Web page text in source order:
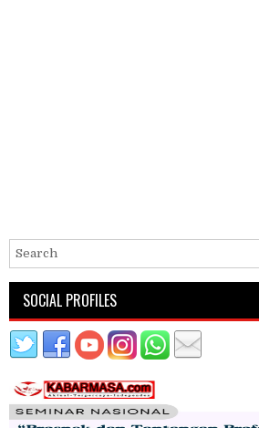
SOCIAL PROFILES